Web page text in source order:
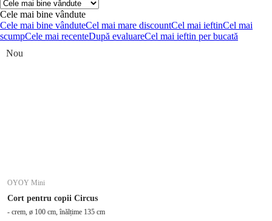
Cele mai bine vândute
Cele mai bine vânduteCel mai mare discountCel mai ieftinCel mai
scumpCele mai recenteDupă evaluareCel mai ieftin per bucată
Nou
OYOY Mini
Cort pentru copii Circus
- crem, ø 100 cm, înălțime 135 cm